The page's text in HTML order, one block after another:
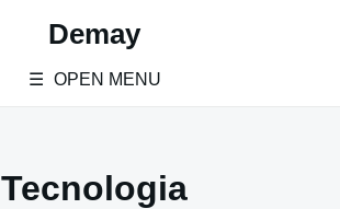
Demay
OPEN MENU
Tecnologia